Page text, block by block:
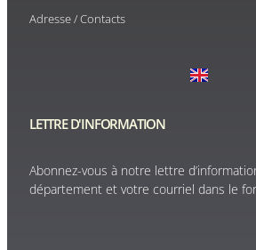
Adresse / Contacts
LETTRE D'INFORMATION
Abonnez-vous à notre lettre
département et votre courriel dans le